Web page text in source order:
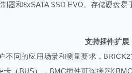
器和8xSATA SSD EVO。存储硬盘易
支持插件扩展
不同的应用场景和测量要求，
卡（BUS），BMC插件可连接2张